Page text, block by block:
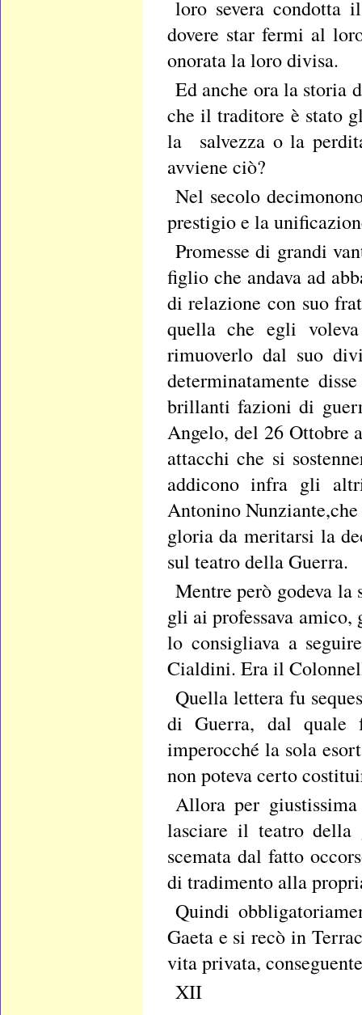
loro severa
dovere star fermi al
onorata la loro divisa.
Ed anche ora la storia
che il traditore è stato
la salvezza o la
avviene ciò?
Nel secolo
prestigio e la
Promesse di grandi
figlio che andava ad
di relazione con suo
quella che egli
rimuoverlo dal suo
determinatamente
brillanti fazioni di
Angelo, del 26 Ottobre
attacchi che si
addicono infra gli
Antonino
gloria da meritarsi la
sul teatro della Guerra.
Mentre però godeva la
gli ai professava
lo consigliava a
Cialdini. Era il
Quella lettera fu
di Guerra, dal quale
imperocché la sola
non poteva certo
Allora per
lasciare il teatro
scemata dal fatto
di tradimento alla
Quindi
Gaeta e si recò in
vita privata,
XII